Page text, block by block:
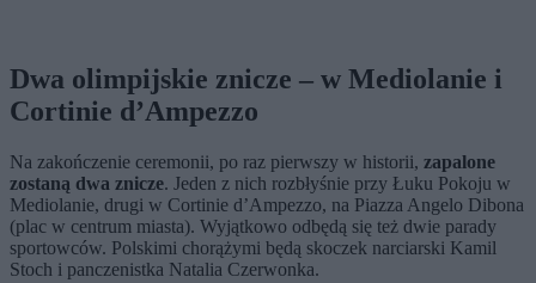
Dwa olimpijskie znicze – w Mediolanie i
Cortinie d’Ampezzo
Na zakończenie ceremonii, po raz pierwszy w historii, zapalone
zostaną dwa znicze. Jeden z nich rozbłyśnie przy Łuku Pokoju w
Mediolanie, drugi w Cortinie d’Ampezzo, na Piazza Angelo Dibona
(plac w centrum miasta). Wyjątkowo odbędą się też dwie parady
sportowców. Polskimi chorążymi będą skoczek narciarski Kamil
Stoch i panczenistka Natalia Czerwonka.